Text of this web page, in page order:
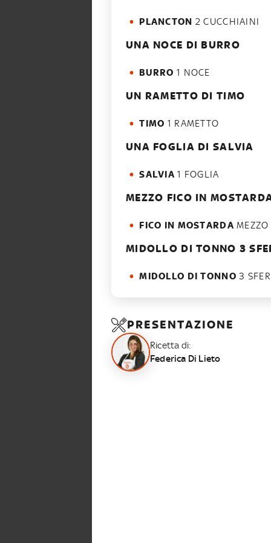
PLANCTON 2 CUCCHIAINI
UNA NOCE DI BURRO
BURRO 1 NOCE
UN RAMETTO DI TIMO
TIMO 1 RAMETTO
UNA FOGLIA DI SALVIA
SALVIA 1 FOGLIA
MEZZO FICO IN
FICO IN MOSTARDA MEZZO
MIDOLLO DI TONNO 3
MIDOLLO DI TONNO 3
PRESENTAZIONE
Ricetta di:
Federica Di Lieto